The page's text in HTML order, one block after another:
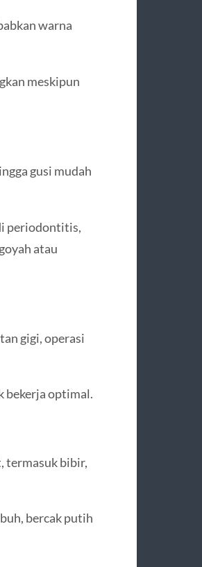
warna
meskipun
gusi mudah
periodontitis,
atau
gigi, operasi
bekerja optimal.
termasuk bibir,
bercak putih